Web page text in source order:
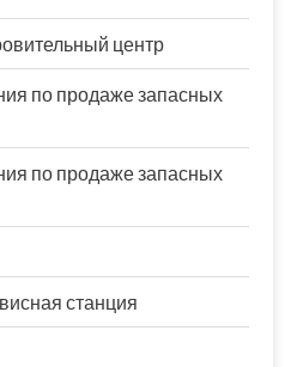
центр
по продаже запасных
по продаже запасных
станция